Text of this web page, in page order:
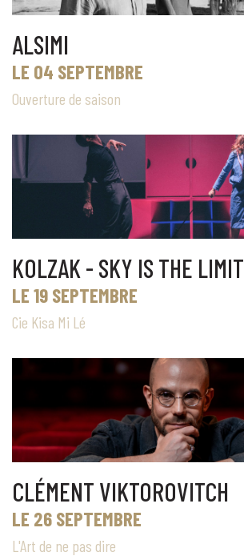
ALSIMI
LE 04 SEPTEMBRE
Ouverture de saison
KOLZAK - SKY IS THE LIMIT
LE 19 SEPTEMBRE
Cie Kisa Mi Lé
CLÉMENT VIKTOROVITCH
LE 26 SEPTEMBRE
L'Art de ne pas dire